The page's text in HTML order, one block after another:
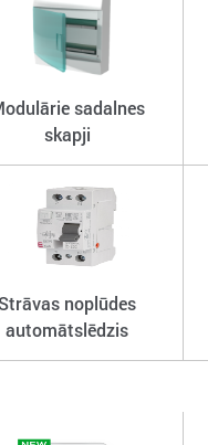
sadalnes
skapji
noplūdes
automātslēdzis